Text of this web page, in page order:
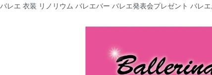
バレエ 衣装 リノリウム バレエバー バレエ発表会プレゼント バレ